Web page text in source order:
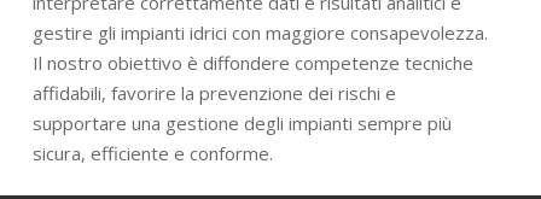
gestire gli impianti idrici con maggiore consapevolezza.
Il nostro obiettivo è diffondere competenze tecniche
affidabili, favorire la prevenzione dei rischi e
supportare una gestione degli impianti sempre più
sicura, efficiente e conforme.